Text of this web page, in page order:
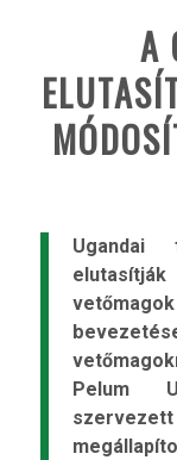
A
Ugandai
Pelum